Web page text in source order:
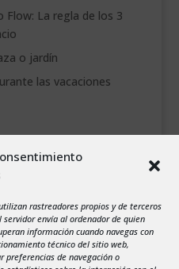
utilizan rastreadores propios y de terceros
envía al ordenador de quien
información cuando navegas con
técnico del sitio web,
preferencias de navegación o
Flow: La regla de los 3
o jardín
las vacaciones
V S
7 8
9
14 15
16
21 22
23